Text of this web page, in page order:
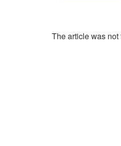
The article was not